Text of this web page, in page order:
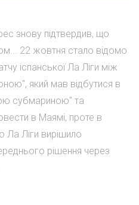
знову підтвердив, що
22 жовтня стало відомо
іспанської Ла Ліги між
який мав відбутися в
субмариною" та
в Маямі, проте в
Ла Ліги вирішило
рішення через